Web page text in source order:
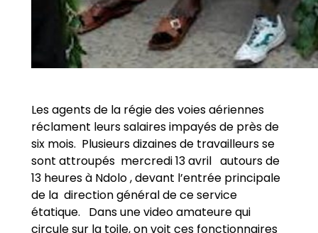
Les agents de la régie des voies aériennes
réclament leurs salaires impayés de près de
six mois. Plusieurs dizaines de travailleurs se
sont attroupés mercredi 13 avril autours de
13 heures à Ndolo , devant l’entrée principale
de la direction général de ce service
étatique. Dans une video amateure qui
circule sur la toile, on voit ces fonctionnaires